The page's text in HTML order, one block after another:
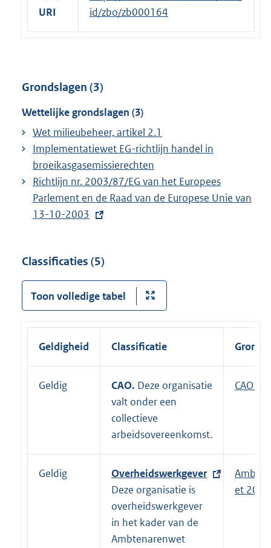
URI
id/zbo/zb000164
Grondslagen (3)
Wettelijke grondslagen (3)
Wet milieubeheer, artikel 2.1
Implementatiewet EG-richtlijn handel in
broeikasgasemissierechten
E
x
t
n
e
l
i
n
Richtlijn nr. 2003/87/EG van het Europees
Parlement en de Raad van de Europese Unie van
13-10-2003
Classificaties (5)
Toon volledige tabel
Geldigheid Classificatie
Geldig CAO. Deze organisatie
valt onder een
collectieve
arbeidsovereenkomst.
E
r
n
CAO
Geldig
E
x
t
e
r
Overheidswerkgever
Deze organisatie is
overheidswerkgever
in het kader van de
Ambtenarenwet
et 2017